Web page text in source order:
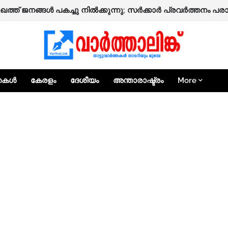
ജനങ്ങൾ പകച്ചു നിൽക്കുന്നു; സർക്കാർ പ്രവർത്തനം
മുഹമ്മദ് ഹാജി നിര്യാതനായി.
കേരളം ദേശീയം അന്താരാഷ്ട്രം More